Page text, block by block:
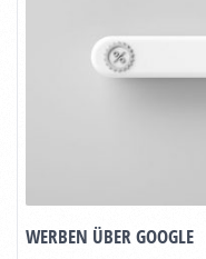
WERBEN ÜBER GOOGLE